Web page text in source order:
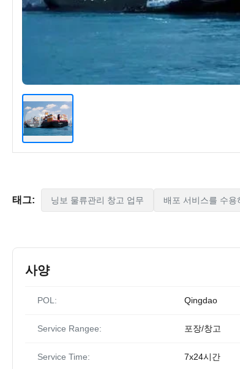
태그: 닝보 물류관리 창고 업무 배포 서비스를 수용
사양
POL: Qingdao
Service Rangee: 포장/창고
Service Time: 7x24시간